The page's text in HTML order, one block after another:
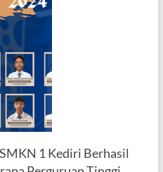
1 Kediri Berhasil